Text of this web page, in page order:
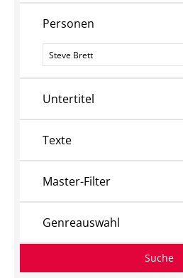
Personen
Personen
Untertitel
Texte
Master-Filter
Genreauswahl
Suche